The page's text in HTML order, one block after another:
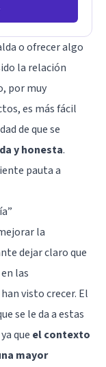
o ofrecer algo
la relación
por muy
es más fácil
de que se
y honesta.
pauta a
la
dejar claro que
las
visto crecer. El
se le da a estas
que el contexto
mayor